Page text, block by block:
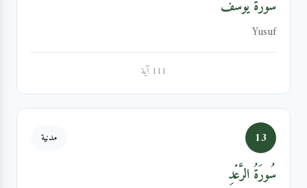
سُورَةُ يُوسُفَ
Yusuf
111 آية
13 مدنية
سُورَةُ الرَّعۡدِ